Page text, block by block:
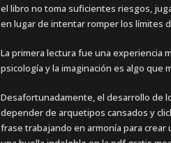
el libro no toma suficientes riesgos,
en lugar de intentar romper los límites
La primera lectura fue una experiencia
psicología y la imaginación es algo que
Desafortunadamente, el desarrollo de
depender de arquetipos cansados y
frase trabajando en armonía para